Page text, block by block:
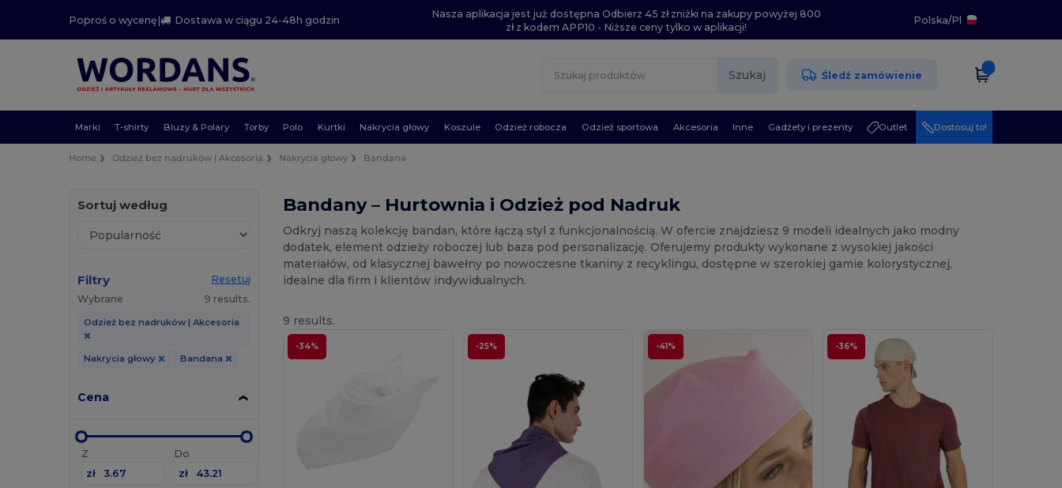
Poproś o wycenę| Dostawa w ciągu 24-48h godzin
Nasza aplikacja jest już dostępna Odbierz 45 zł zniżki na zakupy powyżej 800
zł z kodem APP10 - Niższe ceny tylko w aplikacji!
Polska/Pl
Szukaj Śledź zamówienie
Marki T-shirty Bluzy & Polary Torby Polo Kurtki Nakrycia głowy Koszule Odzież robocza Odzież sportowa Akcesoria Inne Gadżety i prezenty Outlet Dostosuj to!
Home Odzież bez nadruków | Akcesoria Nakrycia głowy Bandana
Sortuj według
Filtry
Resetuj
Wybrane
9 results.
Odzież bez nadruków | Akcesoria
Nakrycia głowy Bandana
Cena
Z
zł
Do
zł
Bandany – Hurtownia i Odzież pod Nadruk
Odkryj naszą kolekcję bandan, które łączą styl z funkcjonalnością. W ofercie znajdziesz 9 modeli idealnych jako modny
dodatek, element odzieży roboczej lub baza pod personalizację. Oferujemy produkty wykonane z wysokiej jakości
materiałów, od klasycznej bawełny po nowoczesne tkaniny z recyklingu, dostępne w szerokiej gamie kolorystycznej,
idealne dla firm i klientów indywidualnych.
9 results.
-34% -25% -41% -36%